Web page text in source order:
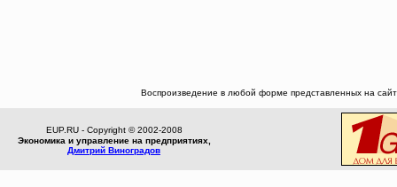
Воспроизведение в любой форме представленных на
EUP.RU - Copyright © 2002-2008
Экономика и управление на предприятиях,
Дмитрий Виноградов